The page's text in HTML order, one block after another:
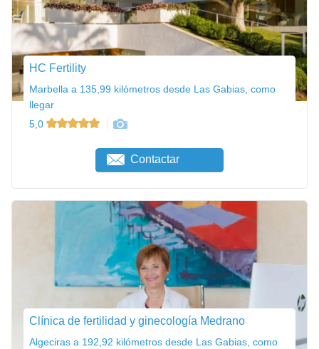
HC Fertility
Marbella a 135,99 kilómetros desde Las Gabias, como
llegar
5,0
Contactar
Clínica de fertilidad y ginecología Medrano
Algeciras a 192,92 kilómetros desde Las Gabias, como